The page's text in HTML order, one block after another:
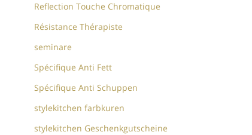
Reflection Touche Chromatique
Résistance Thérapiste
seminare
Spécifique Anti Fett
Spécifique Anti Schuppen
stylekitchen farbkuren
stylekitchen Geschenkgutscheine